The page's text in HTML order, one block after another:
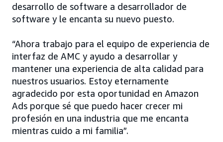
desarrollo de software a desarrollador de
software y le encanta su nuevo puesto.
“Ahora trabajo para el equipo de experiencia de
interfaz de AMC y ayudo a desarrollar y
mantener una experiencia de alta calidad para
nuestros usuarios. Estoy eternamente
agradecido por esta oportunidad en Amazon
Ads porque sé que puedo hacer crecer mi
profesión en una industria que me encanta
mientras cuido a mi familia”.